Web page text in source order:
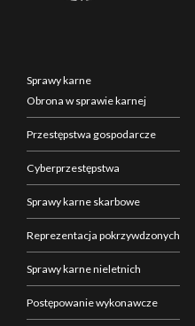
Sprawy karne
Obrona w sprawie karnej
Przestępstwa gospodarcze
Cyberprzestępstwa
Sprawy karne skarbowe
Reprezentacja pokrzywdzonych
Sprawy karne nieletnich
Postępowanie wykonawcze